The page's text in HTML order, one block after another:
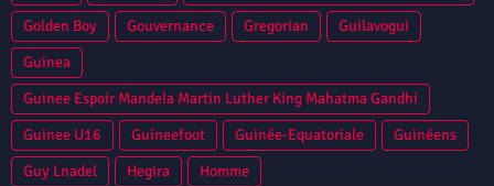
Golden Boy
Gouvernance Gregorian
Guilavogui
Guinea
Guinee Espoir Mandela Martin Luther King Mahatma Gandhi
Guinee U16
Guineefoot Guinée-Equatoriale
Guinéens
Guy Lnadel
Hegira
Homme